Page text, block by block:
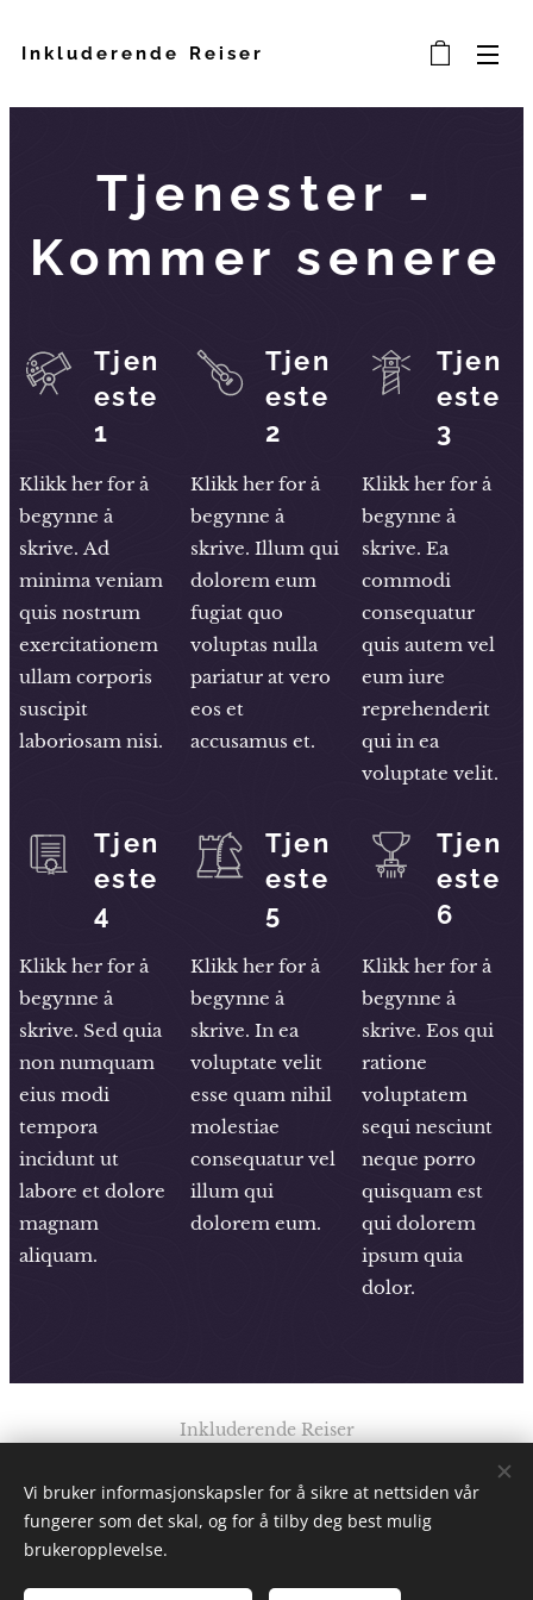
Inkluderende Reiser
Tjenester -
Kommer senere
Tjen
este
1
Klikk her for å
begynne å
skrive. Ad
minima veniam
quis nostrum
exercitationem
ullam corporis
suscipit
laboriosam nisi.
Tjen
este
2
Klikk her for å
begynne å
skrive. Illum qui
dolorem eum
fugiat quo
voluptas nulla
pariatur at vero
eos et
accusamus et.
Tjen
este
3
Klikk her for å
begynne å
skrive. Ea
commodi
consequatur
quis autem vel
eum iure
reprehenderit
qui in ea
voluptate velit.
Tjen
este
4
Klikk her for å
begynne å
skrive. Sed quia
non numquam
eius modi
tempora
incidunt ut
labore et dolore
magnam
aliquam.
Tjen
este
5
Klikk her for å
begynne å
skrive. In ea
voluptate velit
esse quam nihil
molestiae
consequatur vel
illum qui
dolorem eum.
Tjen
este
6
Klikk her for å
begynne å
skrive. Eos qui
ratione
voluptatem
sequi nesciunt
neque porro
quisquam est
qui dolorem
ipsum quia
dolor.
Inkluderende Reiser
Alle rettigheter forbeholdt 2025
Informasjonskapsler
Vi bruker informasjonskapsler for å sikre at nettsiden vår
fungerer som det skal, og for å tilby deg best mulig
brukeropplevelse.